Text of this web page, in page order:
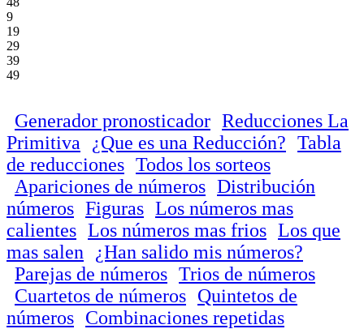
9
19
29
39
49
Generador pronosticador Reducciones La
Primitiva
¿Que es una Reducción? Tabla
de reducciones Todos los sorteos
Apariciones de números Distribución
números Figuras Los números mas
calientes Los números mas frios Los que
mas salen
¿Han salido mis números?
Parejas de números Trios de números
Cuartetos de números Quintetos de
números Combinaciones repetidas